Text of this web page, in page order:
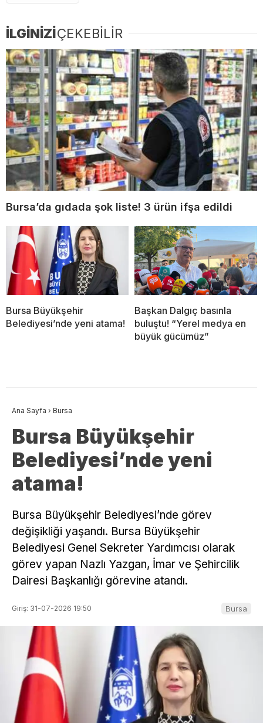
İLGİNİZİÇEKEBİLİR
Bursa’da gıdada şok liste! 3 ürün ifşa edildi
Bursa Büyükşehir
Belediyesi’nde yeni atama!
Başkan Dalgıç basınla
buluştu! “Yerel medya en
büyük gücümüz”
Ana Sayfa › Bursa
Bursa Büyükşehir
Belediyesi’nde yeni
atama!
Bursa Büyükşehir Belediyesi’nde görev
değişikliği yaşandı. Bursa Büyükşehir
Belediyesi Genel Sekreter Yardımcısı olarak
görev yapan Nazlı Yazgan, İmar ve Şehircilik
Dairesi Başkanlığı görevine atandı.
Giriş: 31-07-2026 19:50 Bursa